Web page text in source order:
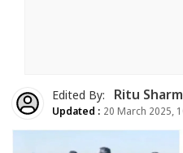
Edited By: Ritu
Updated : 20 March 2025,